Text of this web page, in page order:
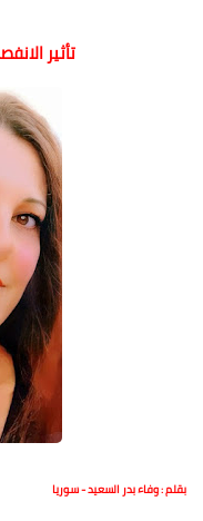
تأثير
بقلم : وفاء بدر السعيد - سوريا